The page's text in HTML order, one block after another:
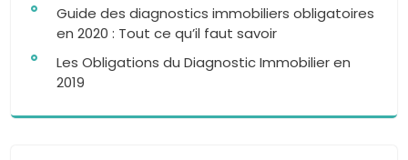
Guide des diagnostics immobiliers obligatoires
en 2020 : Tout ce qu’il faut savoir
Les Obligations du Diagnostic Immobilier en
2019